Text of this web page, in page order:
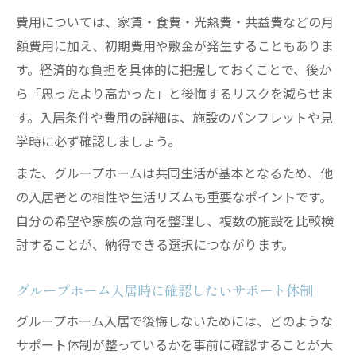
費用については、家賃・食費・光熱費・共益費などの月
額費用に加え、初期費用や敷金が発生することもありま
す。経済的な負担を具体的に把握しておくことで、後か
ら「思ったより高かった」と後悔するリスクを減らせま
す。入居条件や費用の詳細は、施設のパンフレットや見
学時に必ず確認しましょう。
また、グループホームは共同生活が基本となるため、他
の入居者との相性や生活リズムも重要なポイントです。
自分の希望や家族の意向を整理し、複数の施設を比較検
討することが、納得できる選択につながります。
グループホーム入居時に確認したいサポート体制
グループホーム入居で後悔しないためには、どのような
サポート体制が整っているかを事前に確認することが大